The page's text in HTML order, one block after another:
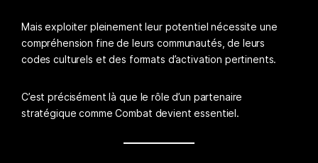
Mais exploiter pleinement leur potentiel nécessite une
compréhension fine de leurs communautés, de leurs
codes culturels et des formats d’activation pertinents.
C’est précisément là que le rôle d’un partenaire
stratégique comme Combat devient essentiel.